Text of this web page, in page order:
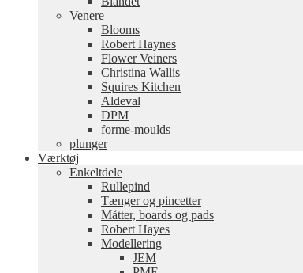
Venere
Blooms
Robert Haynes
Flower Veiners
Christina Wallis
Squires Kitchen
Aldeval
DPM
forme-moulds
plunger
Værktøj
Enkeltdele
Rullepind
Tænger og pincetter
Måtter, boards og pads
Robert Hayes
Modellering
JEM